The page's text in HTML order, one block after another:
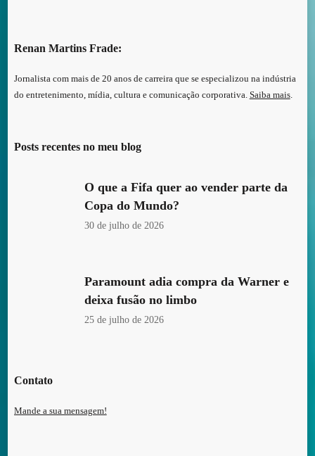
Renan Martins Frade:
Jornalista com mais de 20 anos de carreira que se especializou na indústria
do entretenimento, mídia, cultura e comunicação corporativa. Saiba mais.
Posts recentes no meu blog
O que a Fifa quer ao vender parte da
Copa do Mundo?
30 de julho de 2026
Paramount adia compra da Warner e
deixa fusão no limbo
25 de julho de 2026
Contato
Mande a sua mensagem!